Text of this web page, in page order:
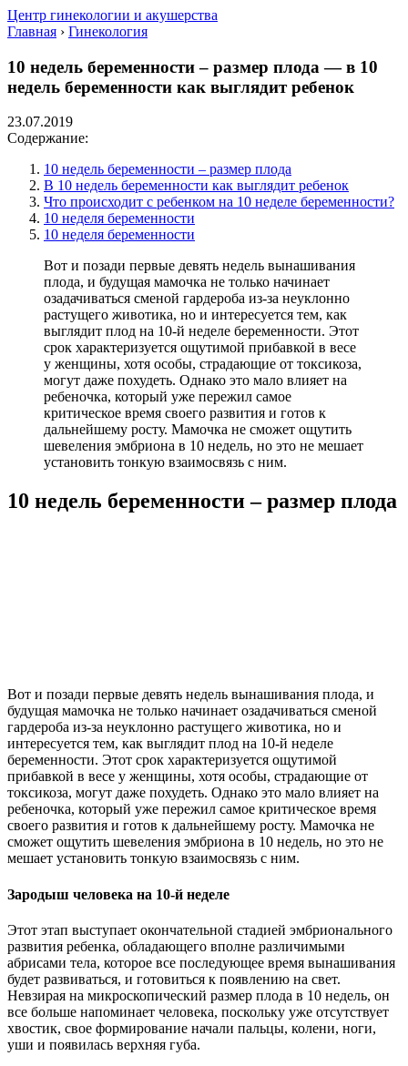
Центр гинекологии и акушерства
Главная › Гинекология
10 недель беременности – размер плода — в 10
недель беременности как выглядит ребенок
23.07.2019
Содержание:
10 недель беременности – размер плода
В 10 недель беременности как выглядит ребенок
Что происходит с ребенком на 10 неделе беременности?
10 неделя беременности
10 неделя беременности
Вот и позади первые девять недель вынашивания
плода, и будущая мамочка не только начинает
озадачиваться сменой гардероба из-за неуклонно
растущего животика, но и интересуется тем, как
выглядит плод на 10-й неделе беременности. Этот
срок характеризуется ощутимой прибавкой в весе
у женщины, хотя особы, страдающие от токсикоза,
могут даже похудеть. Однако это мало влияет на
ребеночка, который уже пережил самое
критическое время своего развития и готов к
дальнейшему росту. Мамочка не сможет ощутить
шевеления эмбриона в 10 недель, но это не мешает
установить тонкую взаимосвязь с ним.
10 недель беременности – размер плода
Вот и позади первые девять недель вынашивания плода, и
будущая мамочка не только начинает озадачиваться сменой
гардероба из-за неуклонно растущего животика, но и
интересуется тем, как выглядит плод на 10-й неделе
беременности. Этот срок характеризуется ощутимой
прибавкой в весе у женщины, хотя особы, страдающие от
токсикоза, могут даже похудеть. Однако это мало влияет на
ребеночка, который уже пережил самое критическое время
своего развития и готов к дальнейшему росту. Мамочка не
сможет ощутить шевеления эмбриона в 10 недель, но это не
мешает установить тонкую взаимосвязь с ним.
Зародыш человека на 10-й неделе
Этот этап выступает окончательной стадией эмбрионального
развития ребенка, обладающего вполне различимыми
абрисами тела, которое все последующее время вынашивания
будет развиваться, и готовиться к появлению на свет.
Невзирая на микроскопический размер плода в 10 недель, он
все больше напоминает человека, поскольку уже отсутствует
хвостик, свое формирование начали пальцы, колени, ноги,
уши и появилась верхняя губа.